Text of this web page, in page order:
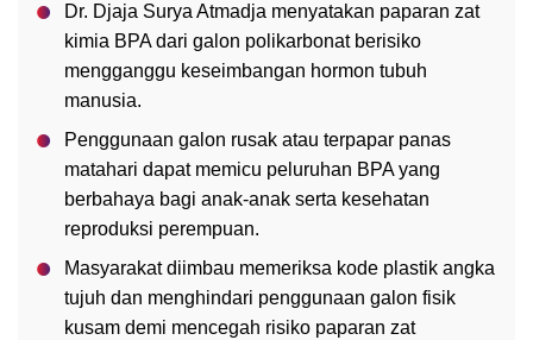
Dr. Djaja Surya Atmadja menyatakan paparan zat
kimia BPA dari galon polikarbonat berisiko
mengganggu keseimbangan hormon tubuh
manusia.
Penggunaan galon rusak atau terpapar panas
matahari dapat memicu peluruhan BPA yang
berbahaya bagi anak-anak serta kesehatan
reproduksi perempuan.
Masyarakat diimbau memeriksa kode plastik angka
tujuh dan menghindari penggunaan galon fisik
kusam demi mencegah risiko paparan zat